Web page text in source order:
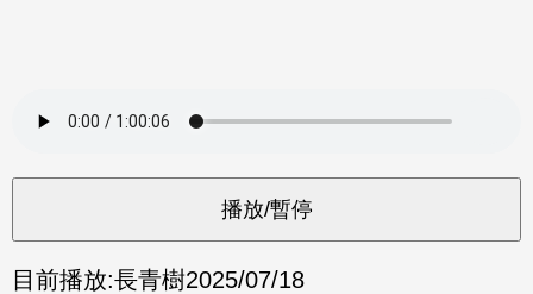
目前播放:長青樹2025/07/18